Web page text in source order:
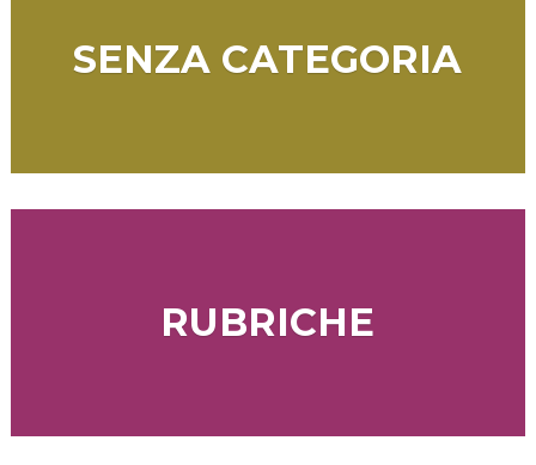
SENZA CATEGORIA
RUBRICHE